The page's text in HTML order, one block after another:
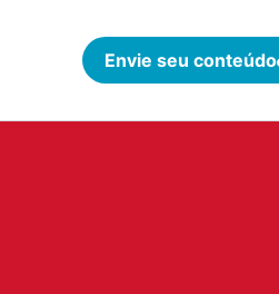
Envie seu conteúdo